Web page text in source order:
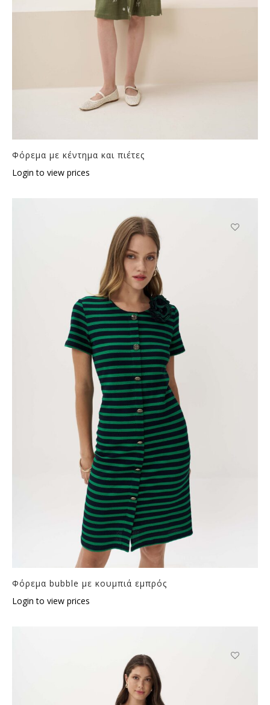
Φόρεμα με κέντημα και πιέτες
Login to view prices
Φόρεμα bubble με κουμπιά εμπρός
Login to view prices